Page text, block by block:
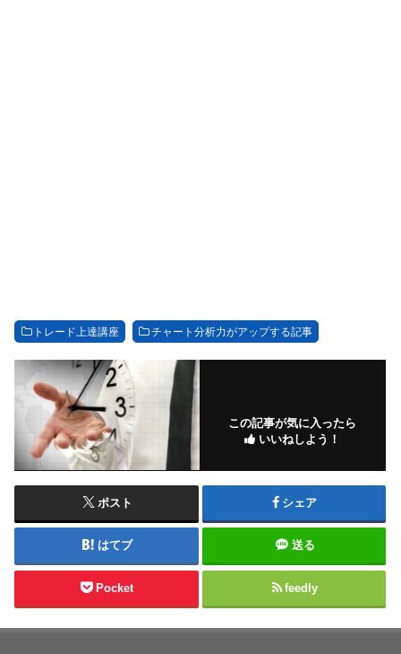
トレード上達講座 チャート分析力がアップする記事
この記事が気に入ったら
いいねしよう！
ポスト シェア
はてブ 送る
Pocket feedly